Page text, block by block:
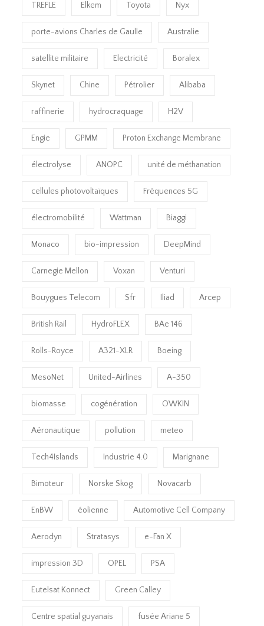
TREFLE Elkem Toyota Nyx
porte-avions Charles de Gaulle Australie
satellite militaire Electricité Boralex
Skynet Chine Pétrolier Alibaba
raffinerie hydrocraquage H2V
Engie GPMM Proton Exchange Membrane
électrolyse ANOPC unité de méthanation
cellules photovoltaïques Fréquences 5G
électromobilité Wattman Biaggi
Monaco bio-impression DeepMind
Carnegie Mellon Voxan Venturi
Bouygues Telecom Sfr Iliad Arcep
British Rail HydroFLEX BAe 146
Rolls-Royce A321-XLR Boeing
MesoNet United-Airlines A-350
biomasse cogénération OWKIN
Aéronautique pollution meteo
Tech4Islands Industrie 4.0 Marignane
Bimoteur Norske Skog Novacarb
EnBW éolienne Automotive Cell Company
Aerodyn Stratasys e-Fan X
impression 3D OPEL PSA
Eutelsat Konnect Green Calley
Centre spatial guyanais fusée Ariane 5